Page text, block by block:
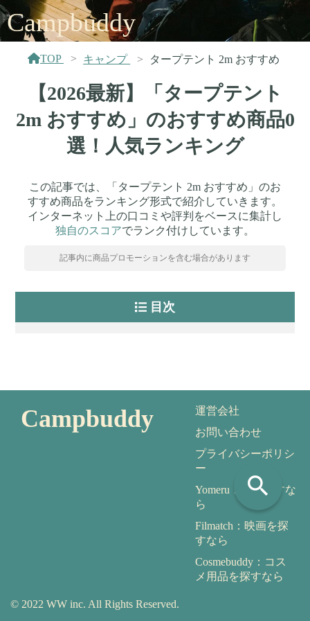
Campbuddy
TOP キャンプ タープテント 2m おすすめ
【2026最新】「タープテント
2m おすすめ」のおすすめ商品0
選！人気ランキング
この記事では、「タープテント 2m おすすめ」のお
すすめ商品をランキング形式で紹介していきます。
インターネット上の口コミや評判をベースに集計し
独自のスコアでランク付けしています。
記事内に商品プロモーションを含む場合があります
目次
search
Campbuddy
運営会社
お問い合わせ
プライバシーポリシ
ー
Yomeru：本を探すな
ら
Filmatch：映画を探
すなら
Cosmebuddy：コス
メ用品を探すなら
© 2022 WW inc. All Rights Reserved.